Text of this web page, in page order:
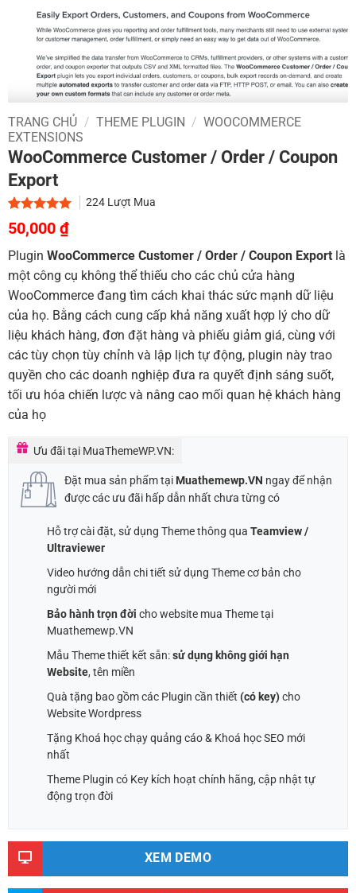
TRANG CHỦ / THEME PLUGIN / WOOCOMMERCE
EXTENSIONS
WooCommerce Customer / Order / Coupon
Export
5.00 trên 5
dựa trên
1
224Lượt Mua
Giá
gốc
là:
700,000 ₫.
50,000 ₫Giá
hiện
tại
là:
50,000 ₫.
Plugin WooCommerce Customer / Order / Coupon Export là
một công cụ không thể thiếu cho các chủ cửa hàng
WooCommerce đang tìm cách khai thác sức mạnh dữ liệu
của họ. Bằng cách cung cấp khả năng xuất hợp lý cho dữ
liệu khách hàng, đơn đặt hàng và phiếu giảm giá, cùng với
các tùy chọn tùy chỉnh và lập lịch tự động, plugin này trao
quyền cho các doanh nghiệp đưa ra quyết định sáng suốt,
tối ưu hóa chiến lược và nâng cao mối quan hệ khách hàng
của họ
Ưu đãi tại MuaThemeWP.VN:
Đặt mua sản phẩm tại Muathemewp.VN ngay để nhận
được các ưu đãi hấp dẫn nhất chưa từng có
Hỗ trợ cài đặt, sử dụng Theme thông qua Teamview /
Ultraviewer
Video hướng dẫn chi tiết sử dụng Theme cơ bản cho
người mới
Bảo hành trọn đời cho website mua Theme tại
Muathemewp.VN
Mẫu Theme thiết kết sẵn:sử dụng không giới hạn
Website, tên miền
Quà tặng bao gồm các Plugin cần thiết (có key)cho
Website Wordpress
Tặng Khoá học chạy quảng cáo & Khoá học SEO mới
nhất
Theme Plugin có Key kích hoạt chính hãng, cập nhật tự
động trọn đời
XEM DEMO